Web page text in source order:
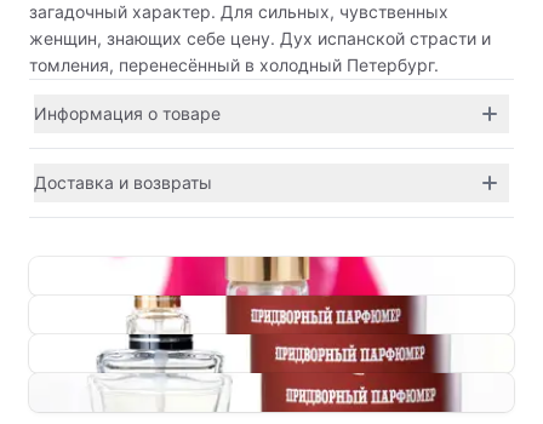
загадочный характер. Для сильных, чувственных
женщин, знающих себе цену. Дух испанской страсти и
томления, перенесённый в холодный Петербург.
Информация о товаре
Доставка и возвраты